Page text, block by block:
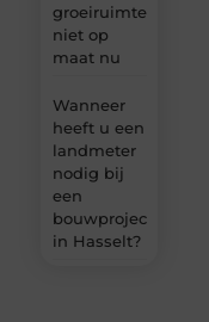
groeiruimte,
niet op
maat nu
Wanneer
heeft u een
landmeter
nodig bij
een
bouwproject
in Hasselt?